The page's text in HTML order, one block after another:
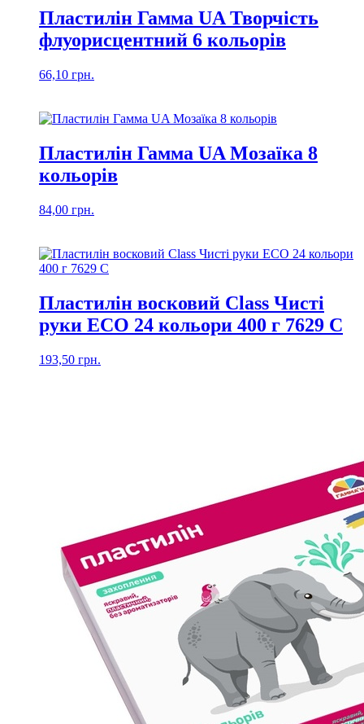
Пластилін Гамма UA Творчість
флуорисцентний 6 кольорів
66,10 грн.
Пластилін Гамма UA Мозаїка 8
кольорів
84,00 грн.
Пластилін восковий Class Чисті
руки ЕСО 24 кольори 400 г 7629 С
193,50 грн.